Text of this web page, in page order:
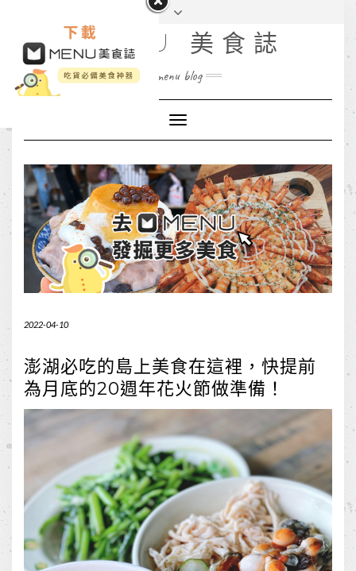
MENU 美食誌
menu blog
Toggle
Navigation
2022-04-10
澎湖必吃的島上美食在這裡，快提前
為月底的20週年花火節做準備！